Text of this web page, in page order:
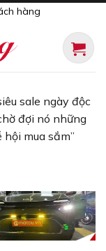
hàng
sale ngày độc
đợi nó những
mua sắm”